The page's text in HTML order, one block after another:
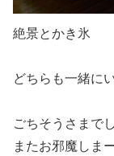
絶景とかき氷
どちらも一緒に
ごちそうさまで
またお邪魔しま